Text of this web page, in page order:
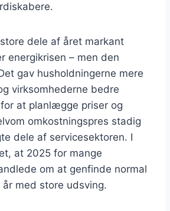
dele af året markant
energikrisen – men den
gav husholdningerne mere
virksomhederne bedre
at planlægge priser og
omkostningspres stadig
dele af servicesektoren. I
at 2025 for mange
om at genfinde normal
med store udsving.